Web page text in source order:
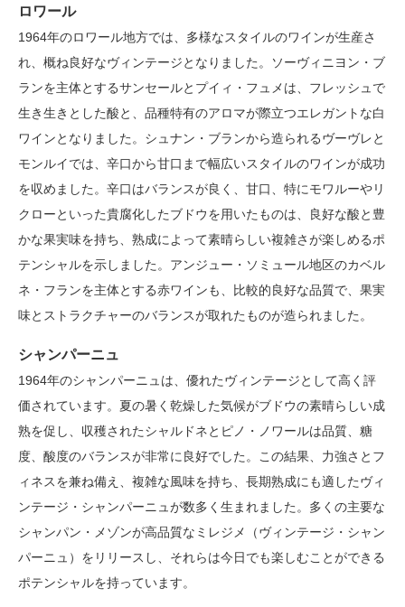
ロワール
1964年のロワール地方では、多様なスタイルのワインが生産さ
れ、概ね良好なヴィンテージとなりました。ソーヴィニヨン・ブ
ランを主体とするサンセールとプイィ・フュメは、フレッシュで
生き生きとした酸と、品種特有のアロマが際立つエレガントな白
ワインとなりました。シュナン・ブランから造られるヴーヴレと
モンルイでは、辛口から甘口まで幅広いスタイルのワインが成功
を収めました。辛口はバランスが良く、甘口、特にモワルーやリ
クローといった貴腐化したブドウを用いたものは、良好な酸と豊
かな果実味を持ち、熟成によって素晴らしい複雑さが楽しめるポ
テンシャルを示しました。アンジュー・ソミュール地区のカベル
ネ・フランを主体とする赤ワインも、比較的良好な品質で、果実
味とストラクチャーのバランスが取れたものが造られました。
シャンパーニュ
1964年のシャンパーニュは、優れたヴィンテージとして高く評
価されています。夏の暑く乾燥した気候がブドウの素晴らしい成
熟を促し、収穫されたシャルドネとピノ・ノワールは品質、糖
度、酸度のバランスが非常に良好でした。この結果、力強さとフ
ィネスを兼ね備え、複雑な風味を持ち、長期熟成にも適したヴィ
ンテージ・シャンパーニュが数多く生まれました。多くの主要な
シャンパン・メゾンが高品質なミレジメ（ヴィンテージ・シャン
パーニュ）をリリースし、それらは今日でも楽しむことができる
ポテンシャルを持っています。